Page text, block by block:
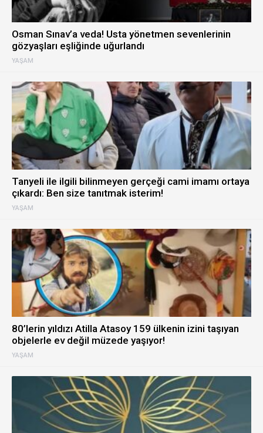
YAŞAM
Osman Sınav’a veda! Usta yönetmen sevenlerinin
gözyaşları eşliğinde uğurlandı
YAŞAM
Tanyeli ile ilgili bilinmeyen gerçeği cami imamı ortaya
çıkardı: Ben size tanıtmak isterim!
YAŞAM
80’lerin yıldızı Atilla Atasoy 159 ülkenin izini taşıyan
objelerle ev değil müzede yaşıyor!